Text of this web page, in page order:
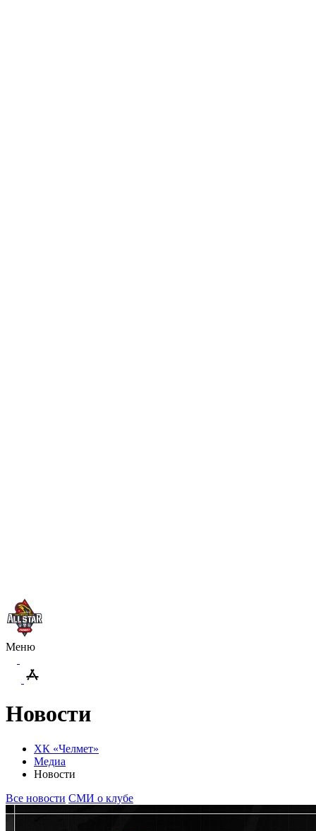
Меню
Новости
ХК «Челмет»
Медиа
Новости
Все новости СМИ о клубе